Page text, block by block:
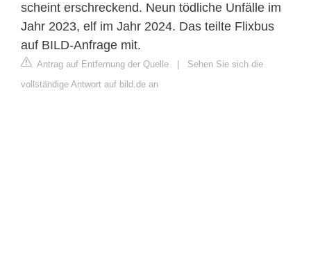
scheint erschreckend. Neun tödliche Unfälle im
Jahr 2023, elf im Jahr 2024. Das teilte Flixbus
auf BILD-Anfrage mit.
Antrag auf Entfernung der Quelle
Sehen Sie sich die
vollständige Antwort auf bild.de an